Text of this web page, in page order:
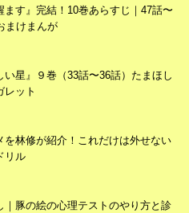
ます』完結！10巻あらすじ｜47話〜
まけまんが
い星』９巻（33話〜36話）たまほし
レット
を林修が紹介！これだけは外せない
リル
｜豚の絵の心理テストのやり方と診